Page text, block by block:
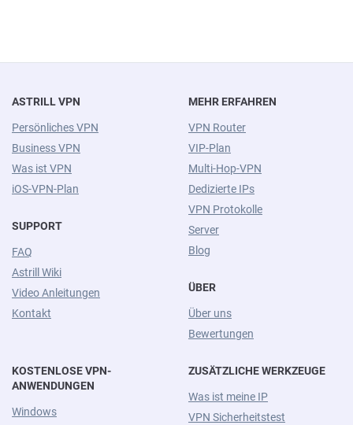
ASTRILL VPN
Persönliches VPN
Business VPN
Was ist VPN
iOS-VPN-Plan
SUPPORT
FAQ
Astrill Wiki
Video Anleitungen
Kontakt
MEHR ERFAHREN
VPN Router
VIP-Plan
Multi-Hop-VPN
Dedizierte IPs
VPN Protokolle
Server
Blog
ÜBER
Über uns
Bewertungen
KOSTENLOSE VPN-
ANWENDUNGEN
Windows
ZUSÄTZLICHE WERKZEUGE
Was ist meine IP
VPN Sicherheitstest